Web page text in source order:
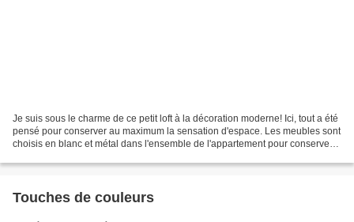
Je suis sous le charme de ce petit loft à la décoration moderne! Ici, tout a été
pensé pour conserver au maximum la sensation d'espace. Les meubles sont
choisis en blanc et métal dans l'ensemble de l'appartement pour conserver
Touches de couleurs